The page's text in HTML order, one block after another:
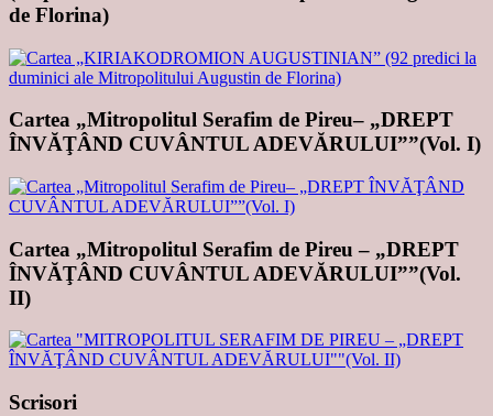
de Florina)
Cartea „Mitropolitul Serafim de Pireu– „DREPT
ÎNVĂŢÂND CUVÂNTUL ADEVĂRULUI””(Vol. I)
Cartea „Mitropolitul Serafim de Pireu – „DREPT
ÎNVĂŢÂND CUVÂNTUL ADEVĂRULUI””(Vol.
II)
Scrisori